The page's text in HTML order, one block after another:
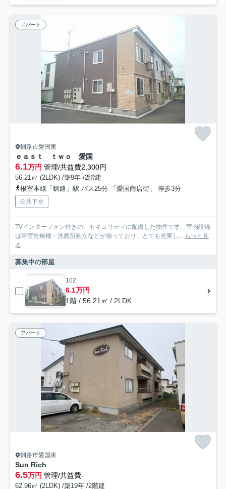
アパート
釧路市愛国東
ｅａｓｔ ｔｗｏ 愛国
6.1万円 管理/共益費2,300円
56.21㎡ (2LDK) /築9年 /2階建
根室本線「釧路」駅 バス25分 「愛国商店街」 停歩3分
公共下水
TVインターフォン付きの、セキュリティに配慮した物件です。室内設備
は浴室乾燥機・洗面所独立などが揃っており、とても充実し... もっと見
る
募集中の部屋
102
6.1万円
1階 / 56.21㎡ / 2LDK
アパート
釧路市愛国東
Sun Rich
6.5万円 管理/共益費-
62.96㎡ (2LDK) /築19年 /2階建